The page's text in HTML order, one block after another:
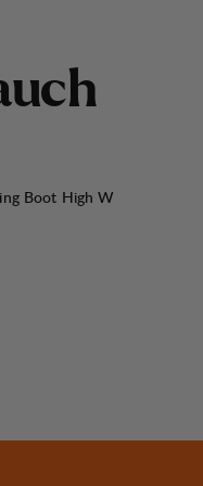
uch
Boot High W